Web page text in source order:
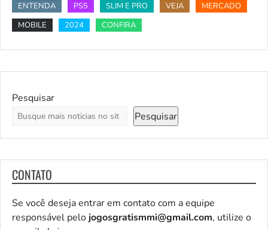
ENTENDA
PS5 SLIM E PRO VEJA
MERCADO
MOBILE
2024 CONFIRA
Pesquisar
Pesquisar
CONTATO
Se você deseja entrar em contato com a equipe
responsável pelojogosgratismmi@gmail.com, utilize o